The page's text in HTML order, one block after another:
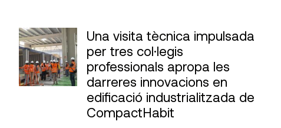
Una visita tècnica impulsada
per tres col·legis
professionals apropa les
darreres innovacions en
edificació industrialitzada de
CompactHabit